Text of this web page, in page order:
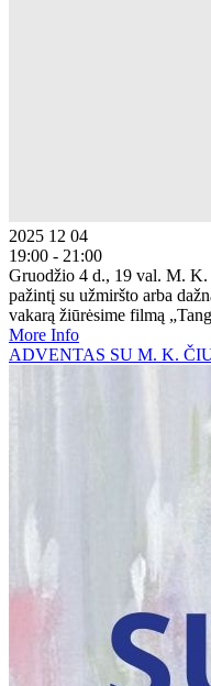
2025 12 04
19:00 - 21:00
Gruodžio 4 d., 19 val. M.
pažintį su užmiršto arba
vakarą žiūrėsime filmą
More Info
ADVENTAS SU M. K.